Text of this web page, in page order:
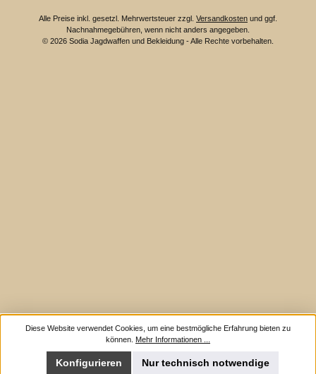
Alle Preise inkl. gesetzl. Mehrwertsteuer zzgl. Versandkosten und ggf.
Nachnahmegebühren, wenn nicht anders angegeben.
© 2026 Sodia Jagdwaffen und Bekleidung - Alle Rechte vorbehalten.
Diese Website verwendet Cookies, um eine bestmögliche Erfahrung bieten zu
können. Mehr Informationen ...
Nur technisch notwendige
Konfigurieren